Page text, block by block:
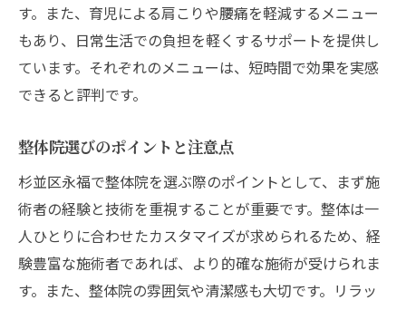
す。また、育児による肩こりや腰痛を軽減するメニュー
もあり、日常生活での負担を軽くするサポートを提供し
ています。それぞれのメニューは、短時間で効果を実感
できると評判です。
整体院選びのポイントと注意点
杉並区永福で整体院を選ぶ際のポイントとして、まず施
術者の経験と技術を重視することが重要です。整体は一
人ひとりに合わせたカスタマイズが求められるため、経
験豊富な施術者であれば、より的確な施術が受けられま
す。また、整体院の雰囲気や清潔感も大切です。リラッ